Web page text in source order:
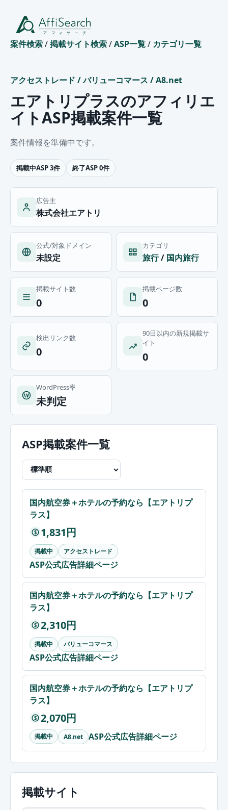
案件検索/掲載サイト検索/ASP一覧/ カテゴリ一覧
アクセストレード /バリューコマース /A8.net
エアトリプラスのアフィリエ
イトASP掲載案件一覧
案件情報を準備中です。
掲載中ASP 3件 終了ASP 0件
広告主
株式会社エアトリ
公式/対象ドメイン
未設定
カテゴリ
旅行/ 国内旅行
掲載サイト数
0
掲載ページ数
0
検出リンク数
0
90日以内の新規掲載サ
イト
0
WordPress率
未判定
ASP掲載案件一覧
国内航空券＋ホテルの予約なら【エアトリプ
ラス】
$ 1,831円
掲載中 アクセストレード
ASP公式広告詳細ページ
国内航空券＋ホテルの予約なら【エアトリプ
ラス】
$ 2,310円
掲載中 バリューコマース
ASP公式広告詳細ページ
国内航空券＋ホテルの予約なら【エアトリプ
ラス】
$ 2,070円
掲載中 A8.net ASP公式広告詳細ページ
掲載サイト